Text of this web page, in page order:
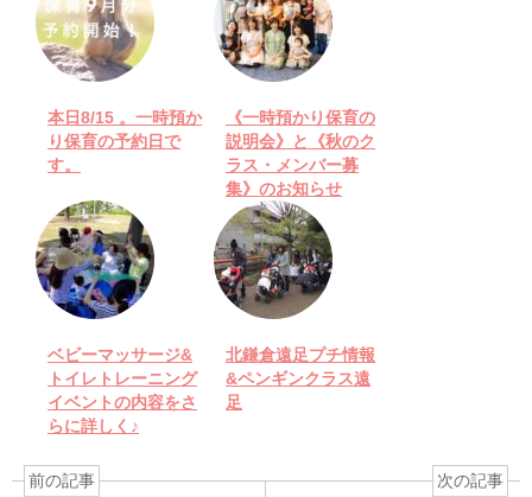
本日8/15 。一時預か
り保育の予約日で
す。
《一時預かり保育の
説明会》と《秋のク
ラス・メンバー募
集》のお知らせ
ベビーマッサージ&
トイレトレーニング
イベントの内容をさ
らに詳しく♪
北鎌倉遠足プチ情報
&ペンギンクラス遠
足
前の記事 次の記事